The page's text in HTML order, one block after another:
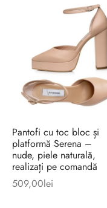
Pantofi cu toc bloc și
platformă Serena –
nude, piele naturală,
realizați pe comandă
509,00lei